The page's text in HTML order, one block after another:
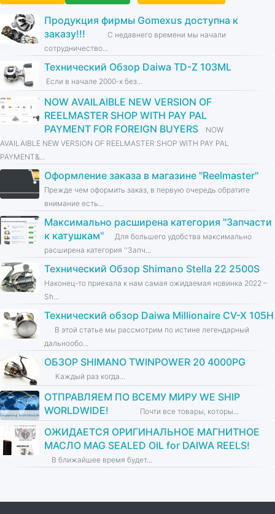
Продукция фирмы Gomexus доступна к
заказу!!!
С недавнего времени мы начали
сотрудничество...
Технический Обзор Daiwa TD-Z 103ML
Если в начале 2000-х без...
NOW AVAILAIBLE NEW VERSION OF
REELMASTER SHOP WITH PAY PAL
PAYMENT FOR FOREIGN BUYERS
NOW
AVAILAIBLE NEW VERSION OF REELMASTER SHOP WITH PAY PAL
PAYMENT&...
Оформление заказа в магазине ''Reelmaster''
Прежде чем оформить заказ, в первую очередь обратите
внимание есть...
Максимально расширена категория ''Запчасти
к катушкам''
Для большего удобства максимально
расширена категория ''Запч...
Технический Обзор Shimano Stella 22 2500S
Наконец-то приехала к нам самая ожидаемая новинка 2022 –
Sh...
Технический обзор Daiwa Millionaire CV-X 105H
В этой статье мы рассмотрим по истине легендарный
дальнообо...
ОБЗОР SHIMANO TWINPOWER 20 4000PG
Каждый раз когда...
ОТПРАВЛЯЕМ ПО ВСЕМУ МИРУ WE SHIP
WORLDWIDE!
Почти все товары, которы...
ОЖИДАЕТСЯ ОРИГИНАЛЬНОЕ МАГНИТНОЕ
МАСЛО MAG SEALED OIL for DAIWA REELS!
В ближайшее время будет...